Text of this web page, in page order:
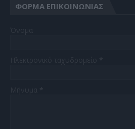
ΦΌΡΜΑ ΕΠΙΚΟΙΝΩΝΊΑΣ